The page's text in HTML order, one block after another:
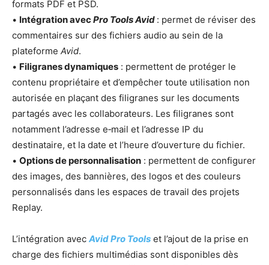
formats PDF et PSD.
• Intégration avecPro Tools Avid : permet de réviser des
commentaires sur des fichiers audio au sein de la
plateforme Avid.
• Filigranes dynamiques : permettent de protéger le
contenu propriétaire et d’empêcher toute utilisation non
autorisée en plaçant des filigranes sur les documents
partagés avec les collaborateurs. Les filigranes sont
notamment l’adresse e‑mail et l’adresse IP du
destinataire, et la date et l’heure d’ouverture du fichier.
• Options de personnalisation : permettent de configurer
des images, des bannières, des logos et des couleurs
personnalisés dans les espaces de travail des projets
Replay.
L’intégration avec Avid Pro Tools et l’ajout de la prise en
charge des fichiers multimédias sont disponibles dès